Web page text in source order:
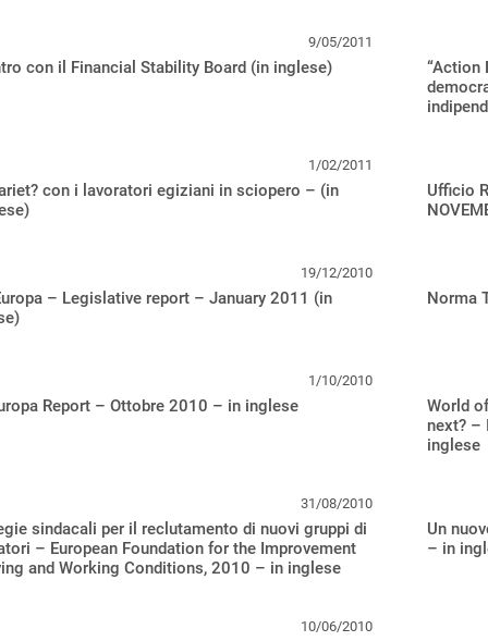
9/05/2011
con il Financial Stability Board (in inglese)
“Action
1/02/2011
con i lavoratori egiziani in sciopero – (in
Ufficio
19/12/2010
– Legislative report – January 2011 (in
Norma
1/10/2010
Report – Ottobre 2010 – in inglese
World
next? –
inglese
31/08/2010
sindacali per il reclutamento di nuovi gruppi di
– European Foundation for the Improvement
and Working Conditions, 2010 – in inglese
Un
– in
10/06/2010